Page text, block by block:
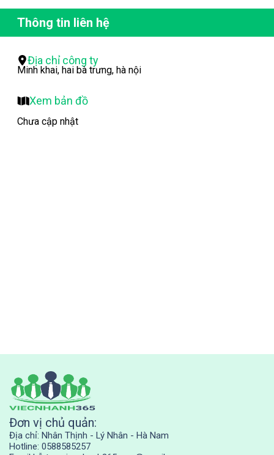
Thông tin liên hệ
Địa chỉ công ty
Minh khai, hai bà trưng, hà nội
Xem bản đồ
Chưa cập nhật
Đơn vị chủ quản:
Địa chỉ: Nhân Thịnh - Lý Nhân - Hà Nam
Hotline: 0588585257